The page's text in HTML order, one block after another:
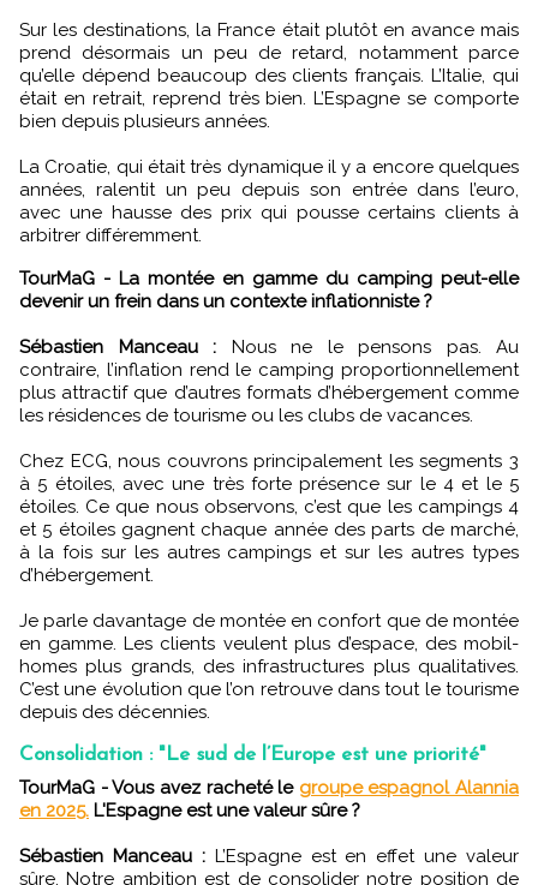
Sur les destinations, la France était plutôt en avance mais
prend désormais un peu de retard, notamment parce
qu’elle dépend beaucoup des clients français. L’Italie, qui
était en retrait, reprend très bien. L’Espagne se comporte
bien depuis plusieurs années.
La Croatie, qui était très dynamique il y a encore quelques
années, ralentit un peu depuis son entrée dans l’euro,
avec une hausse des prix qui pousse certains clients à
arbitrer différemment.
TourMaG - La montée en gamme du camping peut-elle
devenir un frein dans un contexte inflationniste ?
Sébastien Manceau : Nous ne le pensons pas. Au
contraire, l’inflation rend le camping proportionnellement
plus attractif que d’autres formats d’hébergement comme
les résidences de tourisme ou les clubs de vacances.
Chez ECG, nous couvrons principalement les segments 3
à 5 étoiles, avec une très forte présence sur le 4 et le 5
étoiles. Ce que nous observons, c’est que les campings 4
et 5 étoiles gagnent chaque année des parts de marché,
à la fois sur les autres campings et sur les autres types
d’hébergement.
Je parle davantage de montée en confort que de montée
en gamme. Les clients veulent plus d’espace, des mobil-
homes plus grands, des infrastructures plus qualitatives.
C’est une évolution que l’on retrouve dans tout le tourisme
depuis des décennies.
Consolidation : "Le sud de l’Europe est une priorité"
TourMaG - Vous avez racheté le groupe espagnol Alannia
en 2025. L'Espagne est une valeur sûre ?
Sébastien Manceau :L’Espagne est en effet une valeur
sûre. Notre ambition est de consolider notre position de